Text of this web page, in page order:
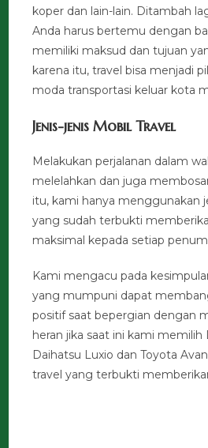
koper dan lain-lain. Ditambah
Anda harus bertemu dengan
memiliki maksud dan tujuan
karena itu, travel bisa menjadi
moda transportasi keluar kota
Jenis-jenis Mobil Travel
Melakukan perjalanan dalam
melelahkan dan juga
itu, kami hanya menggunakan
yang sudah terbukti
maksimal kepada setiap
Kami mengacu pada
yang mumpuni dapat
positif saat bepergian dengan
heran jika saat ini kami memilih
Daihatsu Luxio dan Toyota
travel yang terbukti